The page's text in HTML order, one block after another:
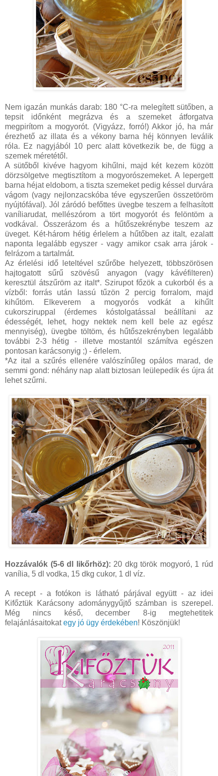
Nem igazán munkás darab: 180 °C-ra melegített sütőben, a
tepsit időnként megrázva és a szemeket átforgatva
megpirítom a mogyorót. (Vigyázz, forró!) Akkor jó, ha már
érezhető az illata és a vékony barna héj könnyen leválik
róla. Ez nagyjából 10 perc alatt következik be, de függ a
szemek méretétől.
A sütőből kivéve hagyom kihűlni, majd két kezem között
dörzsölgetve megtisztítom a mogyorószemeket. A lepergett
barna héjat eldobom, a tiszta szemeket pedig késsel durvára
vágom (vagy nejlonzacskóba téve egyszerűen összetöröm
nyújtófával). Jól záródó befőttes üvegbe teszem a felhasított
vaníliarudat, mellészórom a tört mogyorót és felöntöm a
vodkával. Összerázom és a hűtőszekrénybe teszem az
üveget. Két-három hétig érlelem a hűtőben az italt, ezalatt
naponta legalább egyszer - vagy amikor csak arra járok -
felrázom a tartalmát.
Az érlelési idő leteltével szűrőbe helyezett, többszörösen
hajtogatott sűrű szövésű anyagon (vagy kávéfilteren)
keresztül átszűröm az italt*. Szirupot főzök a cukorból és a
vízből: forrás után lassú tűzön 2 percig forralom, majd
kihűtöm. Elkeverem a mogyorós vodkát a kihűlt
cukorsziruppal (érdemes kóstolgatással beállítani az
édességét, lehet, hogy nektek nem kell bele az egész
mennyiség), üvegbe töltöm, és hűtőszekrényben legalább
további 2-3 hétig - illetve mostantól számítva egészen
pontosan karácsonyig ;) - érlelem.
*Az ital a szűrés ellenére valószínűleg opálos marad, de
semmi gond: néhány nap alatt biztosan leülepedik és újra át
lehet szűrni.
Hozzávalók (5-6 dl likőrhöz): 20 dkg török mogyoró, 1 rúd
vanília, 5 dl vodka, 15 dkg cukor, 1 dl víz.
A recept - a fotókon is látható párjával együtt - az idei
Kifőztük Karácsony adománygyűjtő számban is szerepel.
Még nincs késő, december 8-ig megtehetitek
felajánlásaitokategy jó ügy érdekében! Köszönjük!